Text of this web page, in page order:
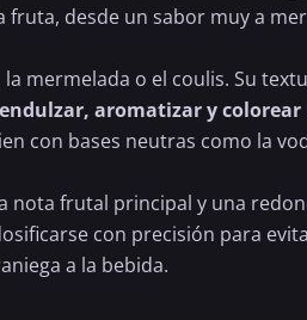
desde un sabor muy a
mermelada o el coulis. Su
endulzar, aromatizar y colorear
con bases neutras como la
nota frutal principal y una
con precisión para
a la bebida.